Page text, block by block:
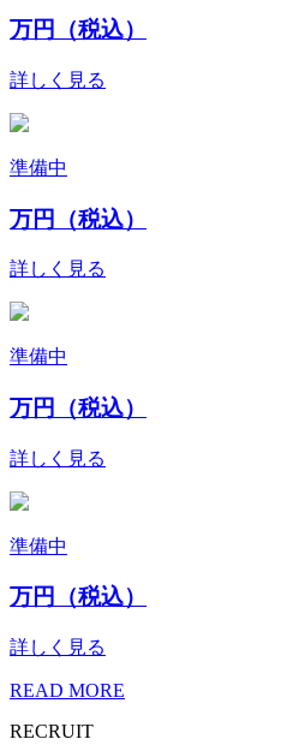
万円（税込）
詳しく見る
準備中
万円（税込）
詳しく見る
準備中
万円（税込）
詳しく見る
準備中
万円（税込）
詳しく見る
READ MORE
RECRUIT